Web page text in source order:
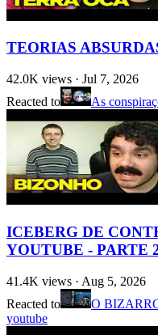
TEORIAS
42.0K views · Jul 7, 2026
Reacted to
As
ICEBERG DE
YOUTUBE - PARTE
41.4K views · Aug 5, 2026
Reacted to
O
youtube